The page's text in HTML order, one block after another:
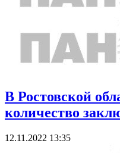
В Ростовской
количество
12.11.2022 13:35